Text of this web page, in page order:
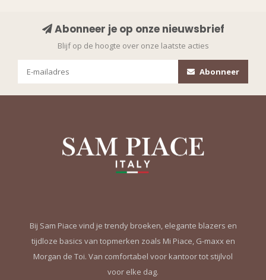
Abonneer je op onze nieuwsbrief
Blijf op de hoogte over onze laatste acties
Abonneer
Bij Sam Piace vind je trendy broeken, elegante blazers en
tijdloze basics van topmerken zoals Mi Piace, G-maxx en
Morgan de Toi. Van comfortabel voor kantoor tot stijlvol
voor elke dag.